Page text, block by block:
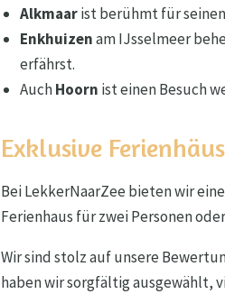
Alkmaarist berühmt für
Enkhuizenam IJsselmeer
erfährst.
AuchHoorn ist einen Besuch
Exklusive
Bei LekkerNaarZee bieten wir
Ferienhaus für zwei Personen
Wir sind stolz auf unsere
haben wir sorgfältig ausgewählt,